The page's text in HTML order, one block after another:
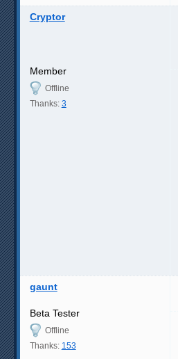
Cryptor
Member
Offline
Thanks: 3
gaunt
Beta Tester
Offline
Thanks: 153